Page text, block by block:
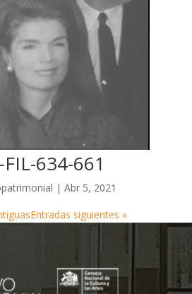
634-661
| Abr 5, 2021
Entradas siguientes »